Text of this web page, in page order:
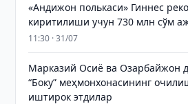
«Андижон полькаси» Гиннес
киритилиши учун 730 млн сўм
11:30 · 31/07
Марказий Осиё ва Озарбайжон
“Боку” меҳмонхонасининг
иштирок этдилар